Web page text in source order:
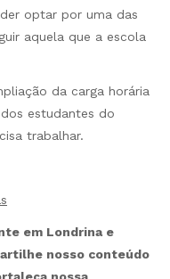
optar por uma das
aquela que a escola
da carga horária
estudantes do
trabalhar.
em Londrina e
nosso conteúdo